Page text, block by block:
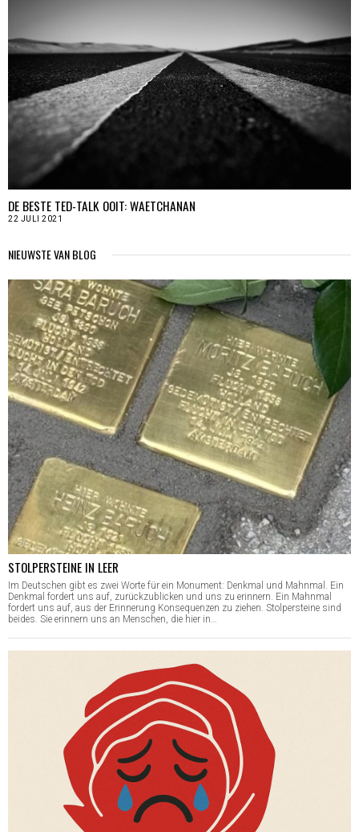
DE BESTE TED-TALK OOIT: WAETCHANAN
22 JULI 2021
NIEUWSTE VAN BLOG
STOLPERSTEINE IN LEER
Im Deutschen gibt es zwei Worte für ein Monument: Denkmal und Mahnmal. Ein
Denkmal fordert uns auf, zurückzublicken und uns zu erinnern. Ein Mahnmal
fordert uns auf, aus der Erinnerung Konsequenzen zu ziehen. Stolpersteine sind
beides. Sie erinnern uns an Menschen, die hier in…